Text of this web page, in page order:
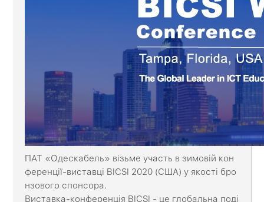
ПАТ «Одескабель» візьме участь в зимовій кон
ференції-виставці BICSI 2020 (США) у якості бро
нзового спонсора.
Виставка-конференція BICSI - це глобальна поді